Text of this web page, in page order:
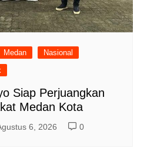
Medan
Nasional
Siap Perjuangkan
Medan Kota
6, 2026 0